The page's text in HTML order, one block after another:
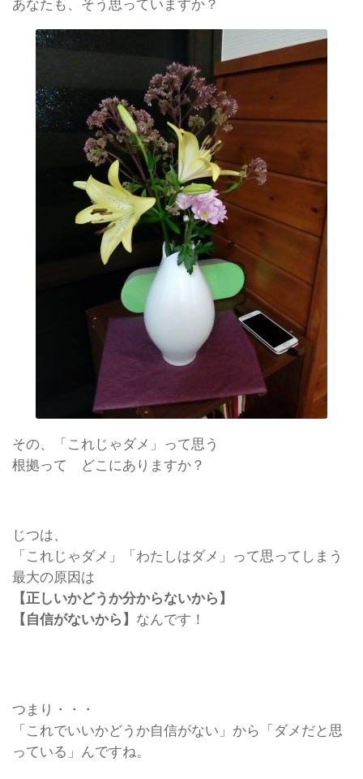
あなたも、そう思っていますか？
その、「これじゃダメ」って思う
根拠って どこにありますか？
じつは、
「これじゃダメ」「わたしはダメ」って思ってしまう
最大の原因は
【正しいかどうか分からないから】
【自信がないから】 なんです！
つまり・・・
「これでいいかどうか自信がない」から「ダメだと思
っている」んですね。